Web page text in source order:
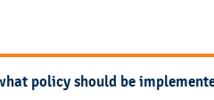
policy should be